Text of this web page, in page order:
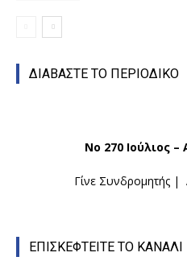
ΔΙΑΒΑΣΤΕ ΤΟ ΠΕΡΙΟΔΙΚΟ
Νο 270 Ιούλιος
Γίνε Συνδρομητής |
ΕΠΙΣΚΕΦΤΕΙΤΕ ΤΟ